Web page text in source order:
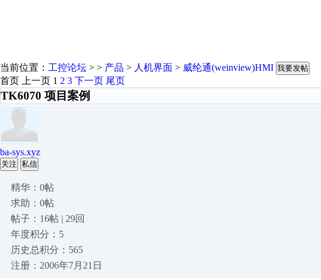
当前位置： 工控论坛 > > 产品 > 人机界面 > 威纶通(weinview)HMI 我要发帖
首页 上一页 1 2 3 下一页 尾页
TK6070 项目案例
ba-sys.xyz
关注 私信
精华：0帖
求助：0帖
帖子：16帖 | 29回
年度积分：5
历史总积分：565
注册：2006年7月21日